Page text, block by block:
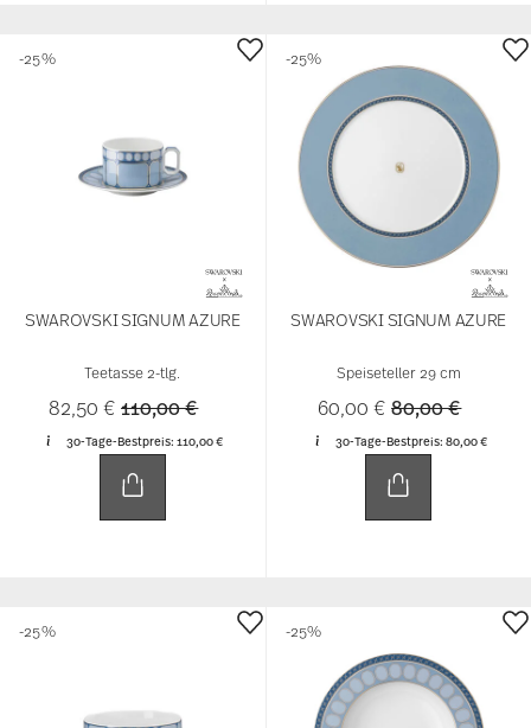
SWAROVSKI SIGNUM AZURE
Teetasse 2-tlg.
82,50 €Price reduced from
110,00 €to
30-Tage-Bestpreis:110,00 €
-25%
SWAROVSKI SIGNUM AZURE
Speiseteller 29 cm
60,00 €Price reduced
80,00 €to
30-Tage-Bestpreis: 80,00 €
-25%
-25% -25%